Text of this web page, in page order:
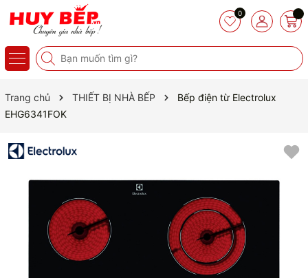
0
Trang chủ THIẾT BỊ NHÀ BẾP
Bếp điện từ Electrolux
EHG6341FOK